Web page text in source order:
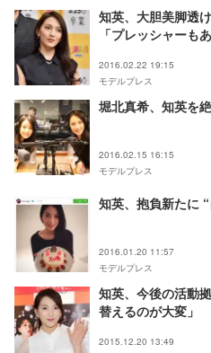
知英、大胆美脚透
「プレッシャーも
2016.02.22 19:15
モデルプレス
堀北真希、知英を
2016.02.15 16:15
モデルプレス
知英、抱負新たに
2016.01.20 11:57
モデルプレス
知英、今後の活動
替えるのが大変」
2015.12.20 13:49